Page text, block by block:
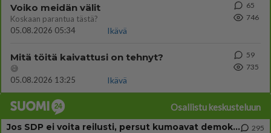
Voiko meidän välit
Koskaan parantua tästä?
05.08.2026 05:34
Ikävä
65
746
Mitä töitä kaivattusi on tehnyt?
😅
05.08.2026 13:25
Ikävä
59
735
Osallistu keskusteluun
Jos SDP ei voita reilusti, persut kumoavat demokratian Suomesta
295